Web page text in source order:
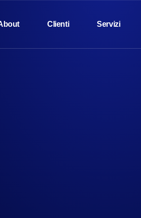
Clienti Servizi